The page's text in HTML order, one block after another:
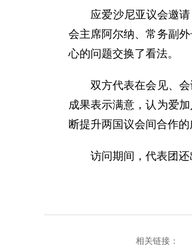
应爱沙尼亚议会邀请
会主席阿尔纳、常务副
心的问题交换了看法。
双方代表在会见、会
成果表示满意，认为爱
断提升两国议会间合作的
访问期间，代表团还出
相关链接：